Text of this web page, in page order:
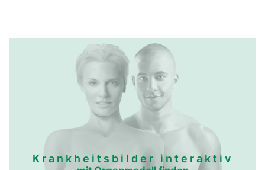
Krankheitsbilder interaktiv